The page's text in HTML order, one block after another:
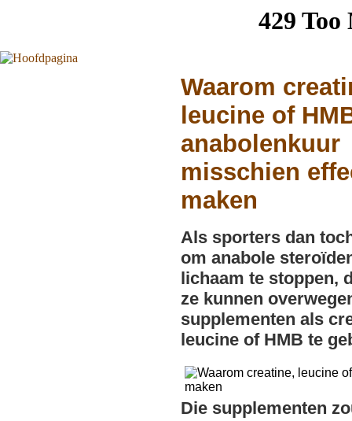
Waarom
leucine of
anabolenkuur
misschien
maken
Als sporters dan
om anabole
lichaam te stoppen,
ze kunnen
supplementen als
leucine of HMB te
Die supplementen